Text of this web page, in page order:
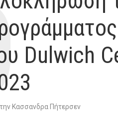
Dulwich
Κασσανδρα Πήτερσεν